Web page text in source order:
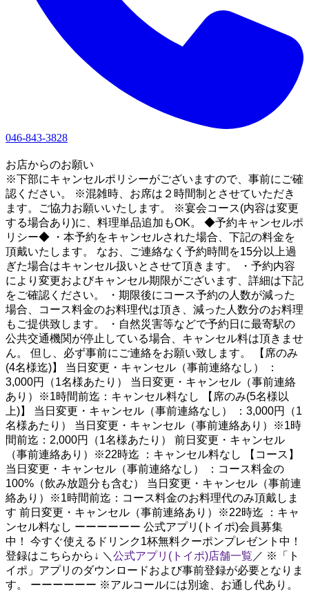
046-843-3828
お店からのお願い
※下部にキャンセルポリシーがございますので、事前にご確
認ください。 ※混雑時、お席は２時間制とさせていただき
ます。ご協力お願いいたします。 ※宴会コース(内容は変更
する場合あり)に、料理単品追加もOK。 ◆予約キャンセルポ
リシー◆ ・本予約をキャンセルされた場合、下記の料金を
頂戴いたします。 なお、ご連絡なく予約時間を15分以上過
ぎた場合はキャンセル扱いとさせて頂きます。 ・予約内容
により変更およびキャンセル期限がございます、詳細は下記
をご確認ください。 ・期限後にコース予約の人数が減った
場合、コース料金のお料理代は頂き、減った人数分のお料理
もご提供致します。 ・自然災害等などで予約日に最寄駅の
公共交通機関が停止している場合、キャンセル料は頂きませ
ん。 但し、必ず事前にご連絡をお願い致します。 【席のみ
(4名様迄)】 当日変更・キャンセル（事前連絡なし） ：
3,000円（1名様あたり） 当日変更・キャンセル（事前連絡
あり）※1時間前迄：キャンセル料なし 【席のみ(5名様以
上)】 当日変更・キャンセル（事前連絡なし） ：3,000円（1
名様あたり） 当日変更・キャンセル（事前連絡あり）※1時
間前迄：2,000円（1名様あたり） 前日変更・キャンセル
（事前連絡あり）※22時迄 ：キャンセル料なし 【コース】
当日変更・キャンセル（事前連絡なし） ：コース料金の
100%（飲み放題分も含む） 当日変更・キャンセル（事前連
絡あり）※1時間前迄：コース料金のお料理代のみ頂戴しま
す 前日変更・キャンセル（事前連絡あり）※22時迄 ：キャ
ンセル料なし ーーーーーー 公式アプリ(トイポ)会員募集
中！ 今すぐ使えるドリンク1杯無料クーポンプレゼント中！
登録はこちらから↓ ＼ 公式アプリ(トイポ)店舗一覧 ／ ※「ト
イポ」アプリのダウンロードおよび事前登録が必要となりま
す。 ーーーーーー ※アルコールには別途、お通し代あり。